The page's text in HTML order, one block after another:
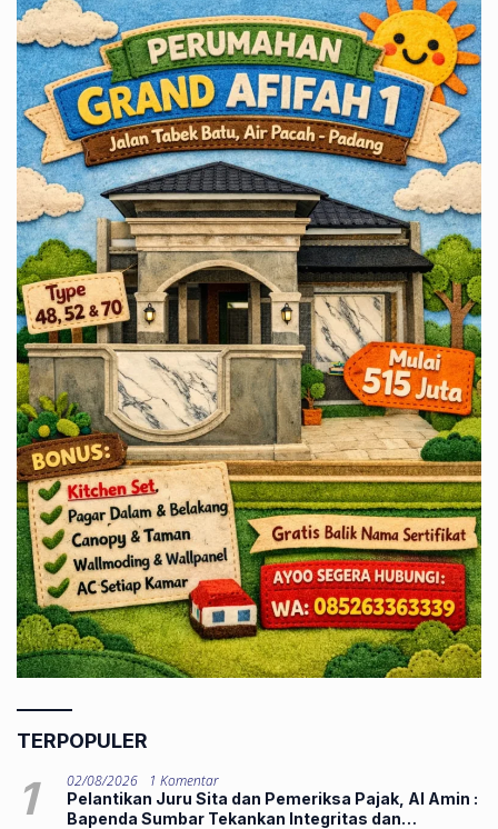
TERPOPULER
1 02/08/2026
1 Komentar
Pelantikan Juru Sita dan Pemeriksa Pajak, Al Amin :
Bapenda Sumbar Tekankan Integritas dan